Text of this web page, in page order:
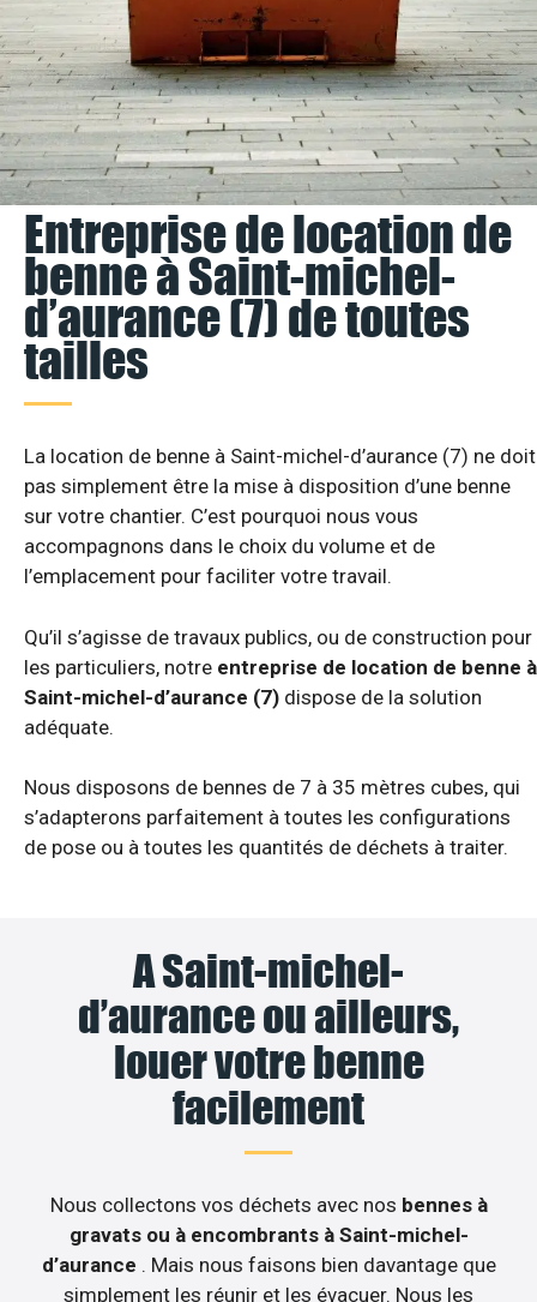
Entreprise de location de
benne à Saint-michel-
d’aurance (7) de toutes
tailles
La location de benne à Saint-michel-d’aurance (7) ne doit
pas simplement être la mise à disposition d’une benne
sur votre chantier. C’est pourquoi nous vous
accompagnons dans le choix du volume et de
l’emplacement pour faciliter votre travail.
Qu’il s’agisse de travaux publics, ou de construction pour
les particuliers, notre entreprise de location de benne à
Saint-michel-d’aurance (7) dispose de la solution
adéquate.
Nous disposons de bennes de 7 à 35 mètres cubes, qui
s’adapterons parfaitement à toutes les configurations
de pose ou à toutes les quantités de déchets à traiter.
A Saint-michel-
d’aurance ou ailleurs,
louer votre benne
facilement
Nous collectons vos déchets avec nos bennes à
gravats ou à encombrants à Saint-michel-
d’aurance . Mais nous faisons bien davantage que
simplement les réunir et les évacuer. Nous les